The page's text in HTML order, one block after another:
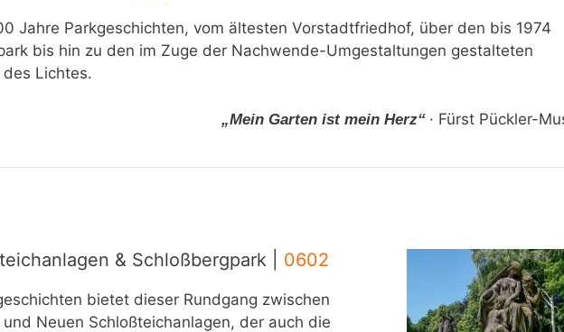
Jahre Parkgeschichten, vom ältesten Vorstadtfriedhof, über den bis 1974
bis hin zu den im Zuge der Nachwende-Umgestaltungen gestalteten
Lichtes.
„Mein Garten ist mein Herz“ · Fürst Pückler-
& Schloßbergpark | 0602
bietet dieser Rundgang zwischen
Neuen Schloßteichanlagen, der auch die